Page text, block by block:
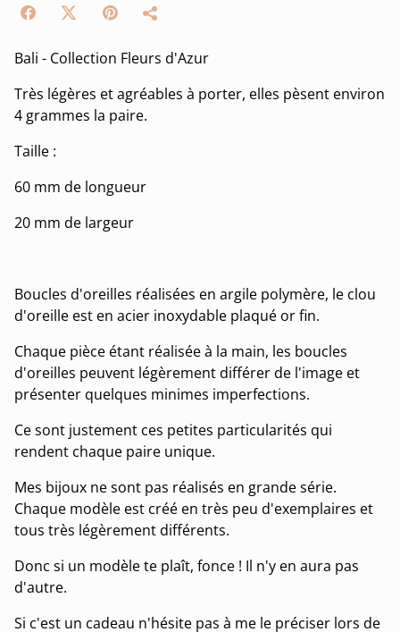
Bali - Collection Fleurs d'Azur
Très légères et agréables à porter, elles pèsent environ
4 grammes la paire.
Taille :
60 mm de longueur
20 mm de largeur
Boucles d'oreilles réalisées en argile polymère, le clou
d'oreille est en acier inoxydable plaqué or fin.
Chaque pièce étant réalisée à la main, les boucles
d'oreilles peuvent légèrement différer de l'image et
présenter quelques minimes imperfections.
Ce sont justement ces petites particularités qui
rendent chaque paire unique.
Mes bijoux ne sont pas réalisés en grande série.
Chaque modèle est créé en très peu d'exemplaires et
tous très légèrement différents.
Donc si un modèle te plaît, fonce ! Il n'y en aura pas
d'autre.
Si c'est un cadeau n'hésite pas à me le préciser lors de